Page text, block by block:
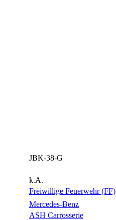
JBK-38-G
k.A.
Freiwillige Feuerwehr (FF)
Mercedes-Benz
ASH Carrosserie